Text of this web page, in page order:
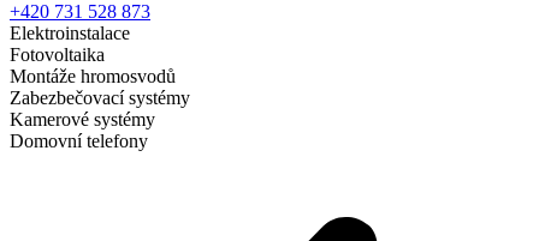
+420 731 528 873
Elektroinstalace
Fotovoltaika
Montáže hromosvodů
Zabezbečovací systémy
Kamerové systémy
Domovní telefony